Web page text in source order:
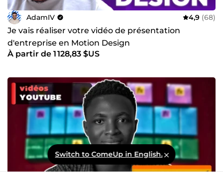
AdamIV 4,9 (68)
Je vais réaliser votre vidéo de présentation
d'entreprise en Motion Design
À partir de 1 128,83 $US
Switch to ComeUp in English.